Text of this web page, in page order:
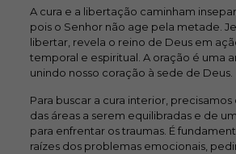
A cura e a libertação caminham
pois o Senhor não age pela metade.
libertar, revela o reino de Deus em
temporal e espiritual. A oração é uma
unindo nosso coração à sede de Deus.
Para buscar a cura interior,
das áreas a serem equilibradas e de
para enfrentar os traumas. É
raízes dos problemas emocionais,